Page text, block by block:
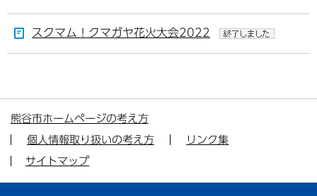
スクマム！クマガヤ花火大会2022
熊谷市ホームページの考え方
個人情報取り扱いの考え方
リンク集
サイトマップ